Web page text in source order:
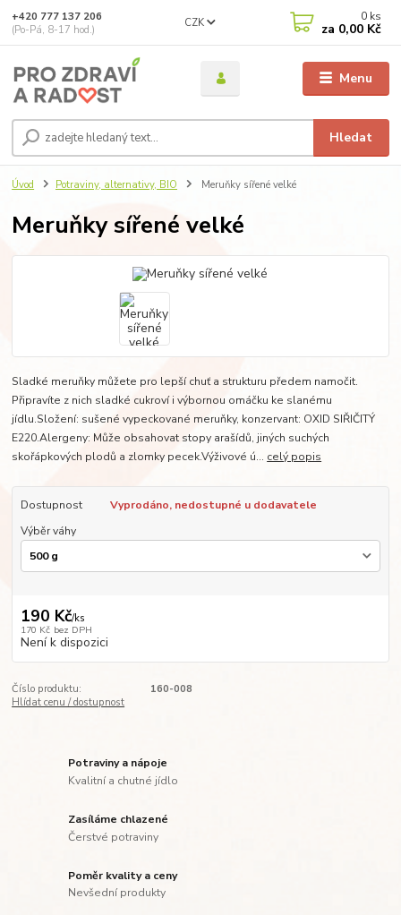
Menu
CZK
Hledat
+420 777 137 206
(Po-Pá, 8-17 hod.)
0 ks
za 0,00 Kč
Úvod Potraviny, alternativy, BIO Meruňky sířené velké
Meruňky sířené velké
Sladké meruňky můžete pro lepší chuť a strukturu předem namočit.
Připravíte z nich sladké cukroví i výbornou omáčku ke slanému
jídlu.Složení: sušené vypeckované meruňky, konzervant: OXID SIŘIČITÝ
E220.Alergeny: Může obsahovat stopy arašídů, jiných suchých
skořápkových plodů a zlomky pecek.Výživové ú... celý popis
Dostupnost
Vyprodáno, nedostupné u dodavatele
Výběr váhy
190 Kč/ks
170 Kč bez DPH
Není k dispozici
Číslo produktu:
160-008
Hlídat cenu / dostupnost
Potraviny a nápoje
Kvalitní a chutné jídlo
Zasíláme chlazené
Čerstvé potraviny
Poměr kvality a ceny
Nevšední produkty